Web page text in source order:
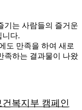
기는 사람들의 즐거운
니다.
도 만족을 하여 새로
족하는 결과물이 나왔
복지부 캠페인